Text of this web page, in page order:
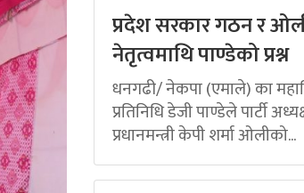
प्रदेश सरकार गठन र
नेतृत्वमाथि पाण्डेको प्रश्न
धनगढी/ नेकपा (एमाले) का
प्रतिनिधि डेजी पाण्डेले पार्टी
प्रधानमन्त्री केपी शर्मा ओलीको...